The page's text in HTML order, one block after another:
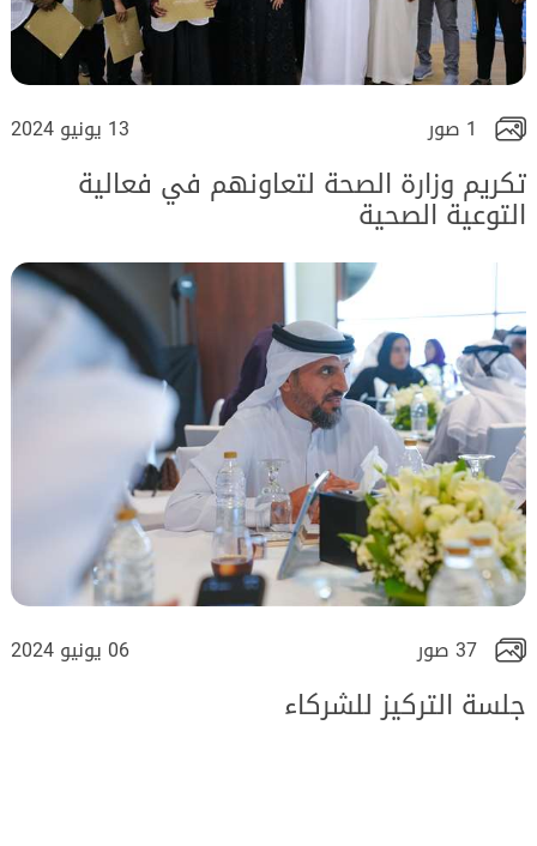
1 صور 13 يونيو 2024
تكريم وزارة الصحة لتعاونهم في فعالية
التوعية الصحية
37 صور 06 يونيو 2024
جلسة التركيز للشركاء